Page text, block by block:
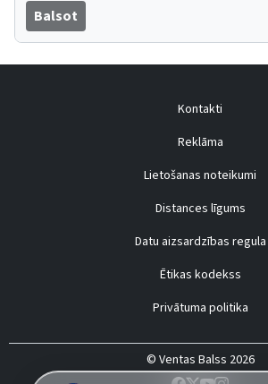
Balsot
Kontakti
Reklāma
Lietošanas noteikumi
Distances līgums
Datu aizsardzības regula
Ētikas kodekss
Privātuma politika
© Ventas Balss 2026